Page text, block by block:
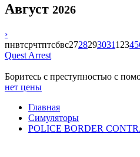
Август 2026
›
пнвтсрчтптсбвс27282930311 2345
Quest Arrest
Боритесь с преступностью с
нет цены
Главная
Симуляторы
POLICE BORDER